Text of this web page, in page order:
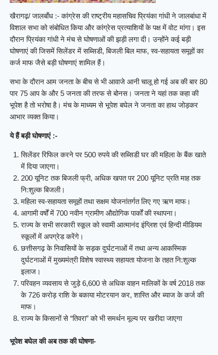
खैरागढ़/ जालबाँध :- कांग्रेस की राष्ट्रीय महासचिव प्रियंका गांधी ने जालबांधा में
विशाल सभा को संबोधित किया और कांग्रेस प्रत्याशियों के पक्ष में वोट मांगा। इस
दौरान प्रियंका गांधी ने मंच से घोषणाओं की झड़ी लगा दी। उन्होंने कई बड़ी
घोषणाएं की जिसमें सिलेंडर में सब्सिडी, बिजली बिल माफ, स्व-सहायता समूहों का
कर्ज माफ जैसे बड़ी घोषणाएं शामिल हैं।
सभा के दौरान आम जनता के बीच से भी आवाजे आनी चालू हो गई अब की बार 80
पार 75 आप के और 5 जनता की तरफ से बोनस। जनता ने यहां तक कहा की
भूपेश है तो भरोषा है। मंच के माध्यम से भूपेश बघेल ने जनता का हाथ जोड़कर
आभार व्यक्त किया।
ये हैं बड़ी घोषणाएं :-
सिलेंडर रिफिल करने पर 500 रुपये की सब्सिडी घर की महिला के बैंक खाते
में दिया जाएगा।
200 यूनिट तक बिजली फ्री, अधिक खपत पर 200 यूनिट प्रति माह तक
नि:शुल्क बिजली।
महिला स्व-सहायता समूहों तथा सक्षम योजनांतर्गत लिए गए ऋण माफ।
आगामी वर्षों में 700 नवीन ग्रामीण औद्योगिक पार्कों की स्थापना।
राज्य के सभी सरकारी स्कूल को स्वामी आत्मानंद इंग्लिश एवं हिन्दी मीडियम
स्कूलों में अपग्रेड करेंगे।
छत्तीसगढ़ के निवासियों के सड़क दुर्घटनाओं में तथा अन्य आकस्मिक
दुर्घटनाओं में मुख्यमंत्री विशेष स्वास्थ्य सहायता योजना के तहत नि:शुल्क
इलाज।
परिवहन व्यवसाय से जुड़े 6,600 से अधिक वाहन मालिकों के वर्ष 2018 तक
के 726 करोड़ राशि के बकाया मोटरयान कर, शास्ति और ब्याज के कर्ज की
माफ।
राज्य के किसानों से “तिवरा” को भी समर्थन मूल्य पर खरीदा जाएगा
भूपेश बघेल की अब तक की घोषणा-